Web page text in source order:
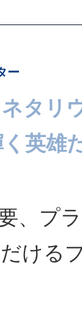
ー
タリ
く英
、プ
ける